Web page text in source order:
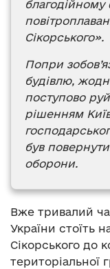
благодійному
Сікорського».
Попри
будівлю,
поступово
рішенням
був
оборони.
Вже тривалий
України стоїть
Сікорського до
територіальної